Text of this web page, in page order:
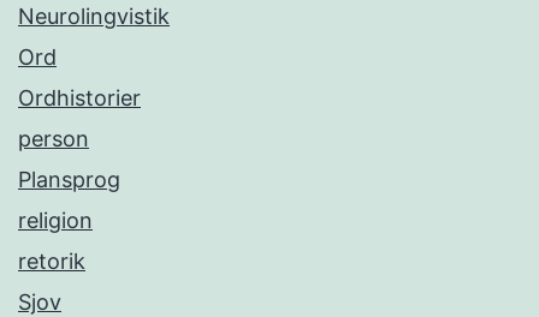
Neurolingvistik
Ord
Ordhistorier
person
Plansprog
religion
retorik
Sjov